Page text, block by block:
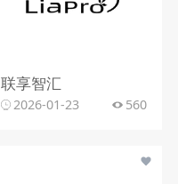
联享智汇
2026-01-23 560